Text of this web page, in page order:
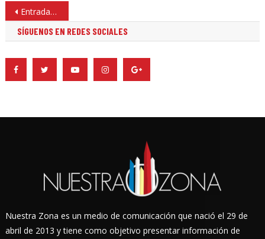
Navegación
de
entradas
Entradas anteriores
SÍGUENOS EN REDES SOCIALES
Nuestra Zona es un medio de comunicación que nació el 29 de
abril de 2013 y tiene como objetivo presentar información de